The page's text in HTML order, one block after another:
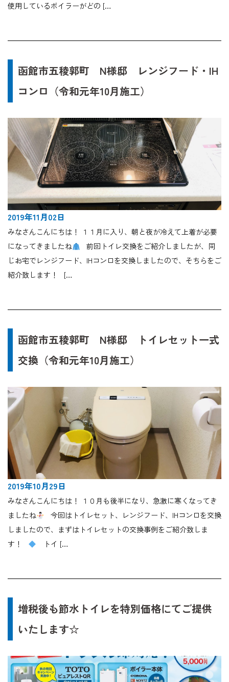
使用しているボイラーがどの […
函館市五稜郭町 N様邸 レンジフード・IH
コンロ（令和元年10月施工）
2019年11月02日
みなさんこんにちは！ １１月に入り、朝と夜が冷えて上着が必要
になってきましたね
前回トイレ交換をご紹介しましたが、同
じお宅でレンジフード、IHコンロを交換しましたので、そちらをご
紹介致します！ […
函館市五稜郭町 N様邸 トイレセット一式
交換（令和元年10月施工）
2019年10月29日
みなさんこんにちは！ １０月も後半になり、急激に寒くなってき
ましたね
今回はトイレセット、レンジフード、IHコンロを交換
しましたので、まずはトイレセットの交換事例をご紹介致しま
す！
トイ […
増税後も節水トイレを特別価格にてご提供
いたします☆